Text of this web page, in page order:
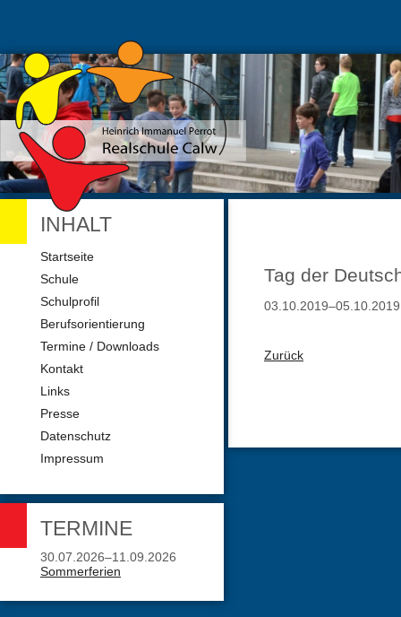
Tag der
03.10.2019–05.10.2019
Zurück
INHALT
Navigation
Startseite
Schule
Schulprofil
Berufsorientierung
Termine / Downloads
Kontakt
Links
Presse
Datenschutz
Impressum
TERMINE
30.07.2026–11.09.2026
Sommerferien